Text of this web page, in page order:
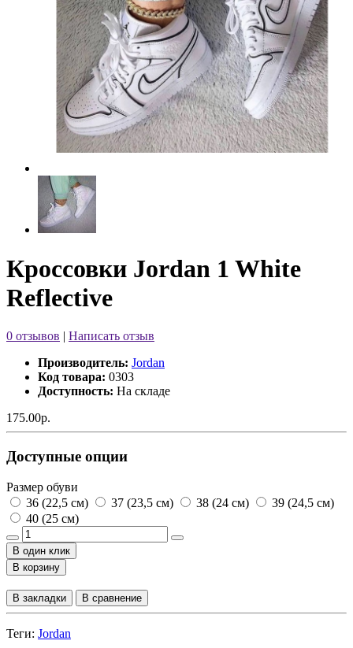
Кроссовки Jordan 1 White
Reflective
0 отзывов | Написать отзыв
Производитель: Jordan
Код товара: 0303
Доступность: На складе
175.00р.
Доступные опции
Размер обуви
36 (22,5 см)
37 (23,5 см) 38 (24 см)
39 (24,5 см)
40 (25 см)
В один клик
В корзину
В закладки В сравнение
Теги: Jordan